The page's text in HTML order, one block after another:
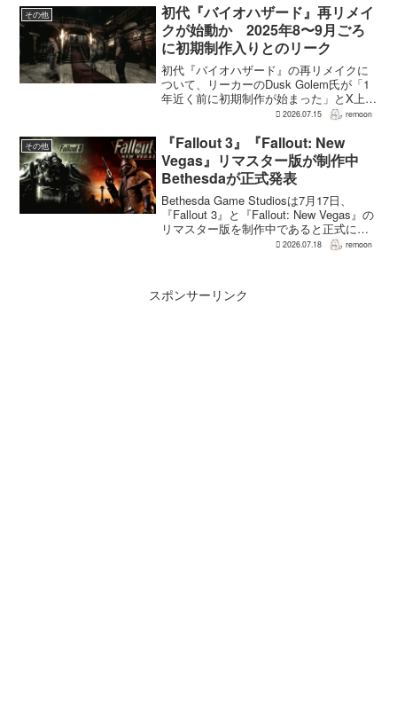
2億5500万本、約87％の減...
その他
初代『バイオハザード』再リメイ
クが始動か 2025年8〜9月ごろ
に初期制作入りとのリーク
初代『バイオハザード』の再リメイクに
ついて、リーカーのDusk Golem氏が「1
年近く前に初期制作が始まった」とX上で
述べた。同氏によれば、プリプロダクシ
本格制作へ移るのは『バイオハザード
RE:...
2026.07.15 remoon
その他
『Fallout 3』『Fallout: New
Vegas』リマスター版が制作中
Bethesdaが正式発表
Bethesda Game Studiosは7月17日、
『Fallout 3』と『Fallout: New Vegas』の
リマスター版を制作中であると正式に発
表した。同社は今後のプロジェクトを紹
2026.07.18 remoon
スポンサーリンク